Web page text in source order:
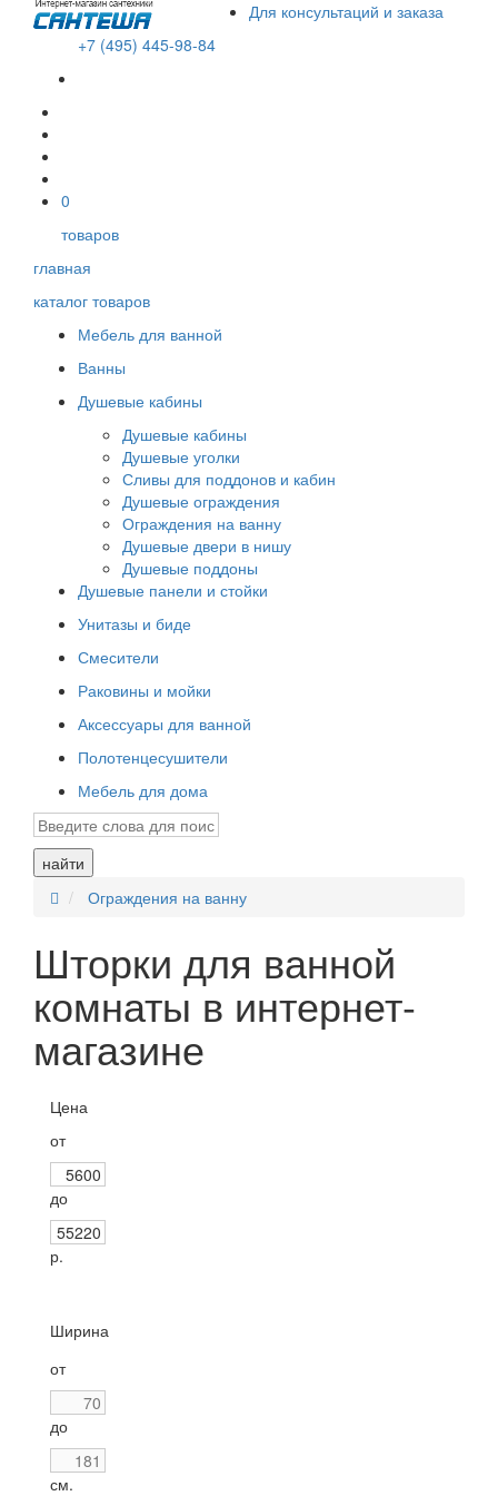
Для консультаций и заказа
+7 (495) 445-98-84
0
товаров
главная
каталог товаров
Мебель для ванной
Ванны
Душевые кабины
Душевые кабины
Душевые уголки
Сливы для поддонов и кабин
Душевые ограждения
Ограждения на ванну
Душевые двери в нишу
Душевые поддоны
Душевые панели и стойки
Унитазы и биде
Смесители
Раковины и мойки
Аксессуары для ванной
Полотенцесушители
Мебель для дома
найти
Ограждения на ванну
Шторки для ванной
комнаты в интернет-
магазине
Цена
от
до
р.
Ширина
от
до
см.